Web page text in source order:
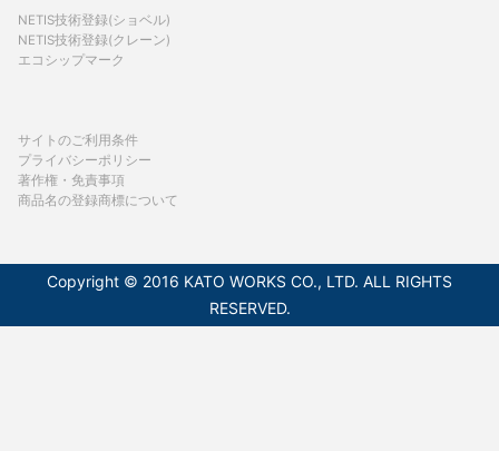
NETIS技術登録(ショベル)
NETIS技術登録(クレーン)
エコシップマーク
サイトのご利用条件
プライバシーポリシー
著作権・免責事項
商品名の登録商標について
Copyright © 2016 KATO WORKS CO., LTD. ALL RIGHTS
RESERVED.